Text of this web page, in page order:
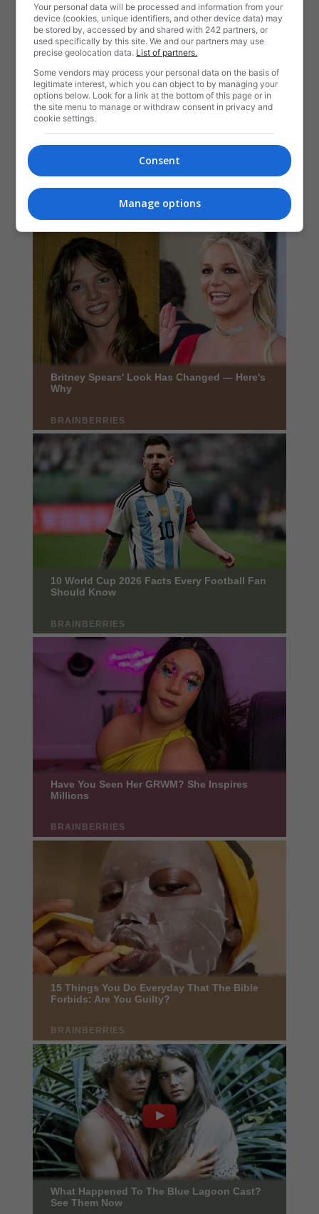
Your personal data will be processed and information from your
device (cookies, unique identifiers, and other device data) may
be stored by, accessed by and shared with 242 partners, or
used specifically by this site. We and our partners may use
precise geolocation data. List of partners.
Some vendors may process your personal data on the basis of
legitimate interest, which you can object to by managing your
options below. Look for a link at the bottom of this page or in
the site menu to manage or withdraw consent in privacy and
cookie settings.
Consent
Manage options